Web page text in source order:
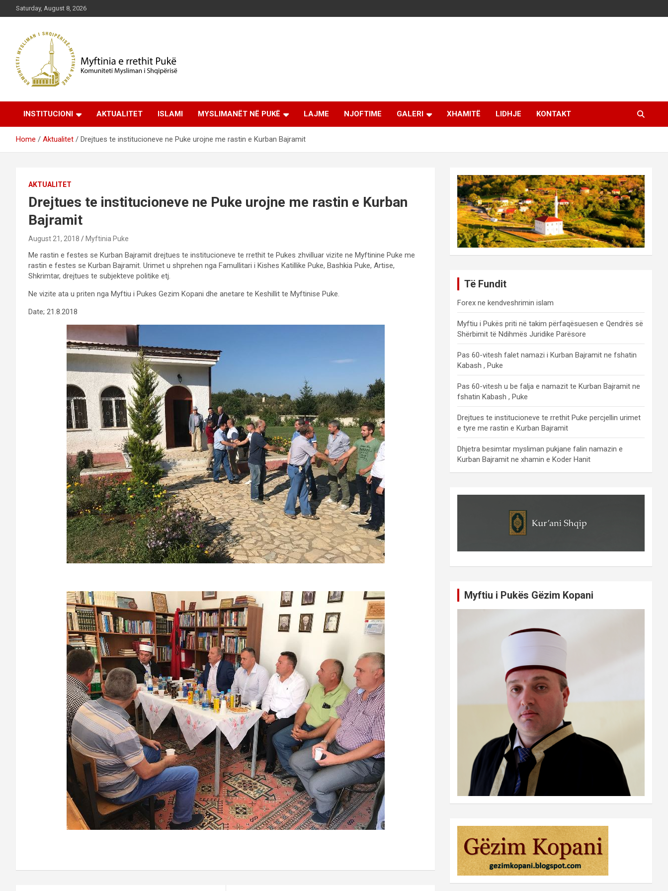
to
Saturday, August 8, 2026
Myftinia Pukë | Faqja
Zyrtare
INSTITUCIONI AKTUALITET ISLAMI MYSLIMANËT NË PUKË LAJME NJOFTIME GALERI XHAMITË LIDHJE KONTAKT
Home Aktualitet Drejtues te institucioneve ne Puke urojne me rastin e Kurban Bajramit
AKTUALITET
Drejtues te institucioneve ne Puke urojne me rastin e Kurban
Bajramit
August 21, 2018 Myftinia Puke
Me rastin e festes se Kurban Bajramit drejtues te institucioneve te rrethit te Pukes zhvilluar vizite ne Myftinine Puke me
rastin e festes se Kurban Bajramit. Urimet u shprehen nga Famullitari i Kishes Katillike Puke, Bashkia Puke, Artise,
Shkrimtar, drejtues te subjekteve politike etj.
Ne vizite ata u priten nga Myftiu i Pukes Gezim Kopani dhe anetare te Keshillit te Myftinise Puke.
Date; 21.8.2018
Të Fundit
Forex ne kendveshrimin islam
Myftiu i Pukës priti në takim përfaqësuesen e Qendrës së
Shërbimit të Ndihmës Juridike Parësore
Pas 60-vitesh falet namazi i Kurban Bajramit ne fshatin
Kabash , Puke
Pas 60-vitesh u be falja e namazit te Kurban Bajramit ne
fshatin Kabash , Puke
Drejtues te institucioneve te rrethit Puke percjellin urimet
e tyre me rastin e Kurban Bajramit
Dhjetra besimtar mysliman pukjane falin namazin e
Kurban Bajramit ne xhamin e Koder Hanit
Myftiu i Pukës Gëzim Kopani